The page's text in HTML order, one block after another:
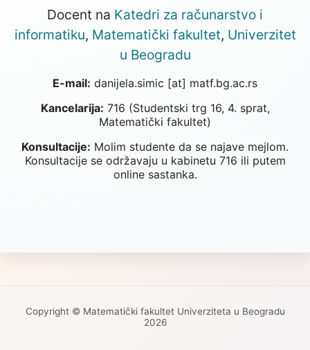
Docent na Katedri za računarstvo i
informatiku, Matematički fakultet, Univerzitet
u Beogradu
E-mail: danijela.simic [at] matf.bg.ac.rs
Kancelarija: 716 (Studentski trg 16, 4. sprat,
Matematički fakultet)
Konsultacije: Molim studente da se najave mejlom.
Konsultacije se održavaju u kabinetu 716 ili putem
online sastanka.
Copyright © Matematički fakultet Univerziteta u Beogradu
2026